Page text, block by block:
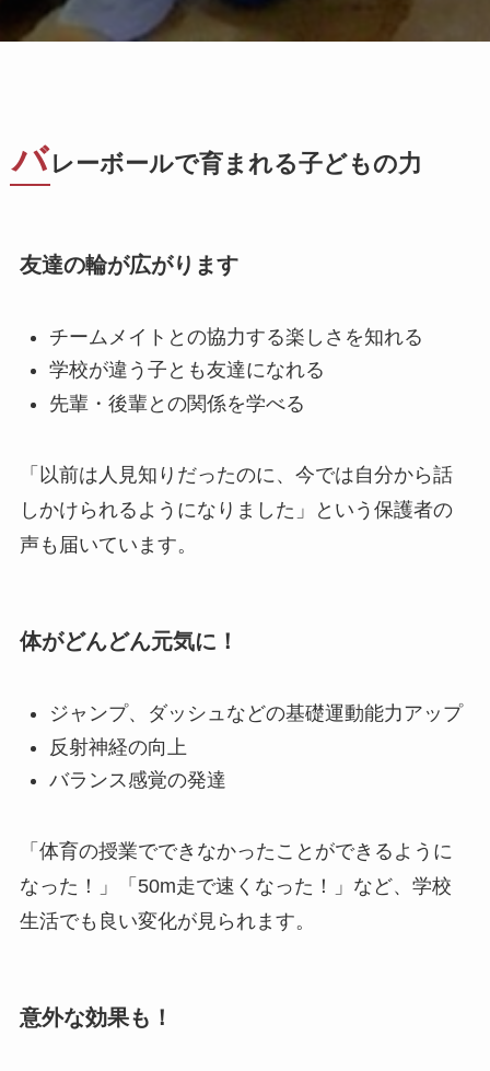
バ レーボールで育まれる子どもの力
友達の輪が広がります
チームメイトとの協力する楽しさを知れる
学校が違う子とも友達になれる
先輩・後輩との関係を学べる
「以前は人見知りだったのに、今では自分から話
しかけられるようになりました」という保護者の
声も届いています。
体がどんどん元気に！
ジャンプ、ダッシュなどの基礎運動能力アップ
反射神経の向上
バランス感覚の発達
「体育の授業でできなかったことができるように
なった！」「50m走で速くなった！」など、学校
生活でも良い変化が見られます。
意外な効果も！